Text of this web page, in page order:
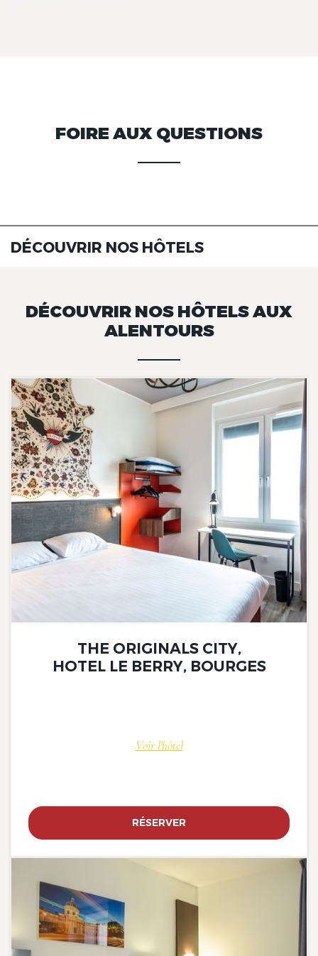
FOIRE AUX QUESTIONS
DÉCOUVRIR NOS HÔTELS
DÉCOUVRIR NOS HÔTELS AUX
ALENTOURS
THE ORIGINALS CITY,
HOTEL LE BERRY, BOURGES
Voir l'hôtel
RÉSERVER